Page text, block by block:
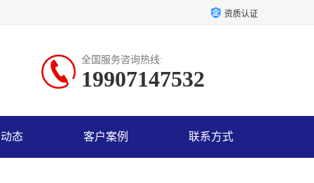
资质认证
全国服务咨询热线:
19907147532
态 客户案例 联系方式